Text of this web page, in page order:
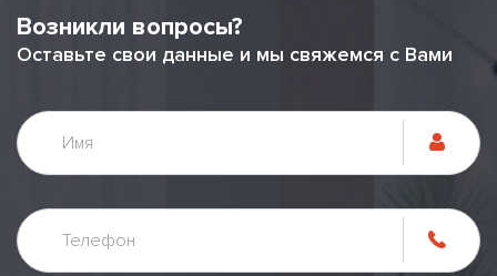
Возникли вопросы?
Оставьте свои данные и мы свяжемся с Вами